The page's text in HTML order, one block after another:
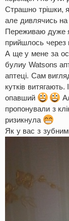
Страшно трішки,
але дивлячись на
Переживаю дуже
прийшлось через
А ще у мене за
булиу Watsons
аптеці. Сам
кутків
опавший
пропонували з
ризикнула
Як у вас з